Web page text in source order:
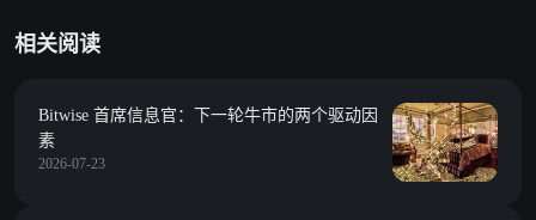
相关阅读
Bitwise 首席信息官：下一轮牛市的两个驱动因
素
2026-07-23